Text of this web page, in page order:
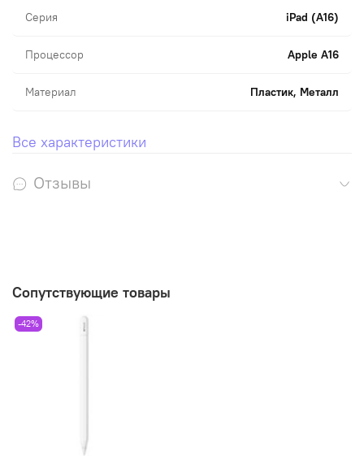
Серия iPad (A16)
Процессор Apple A16
Материал Пластик, Металл
Все характеристики
Отзывы
Сопутствующие товары
-42%